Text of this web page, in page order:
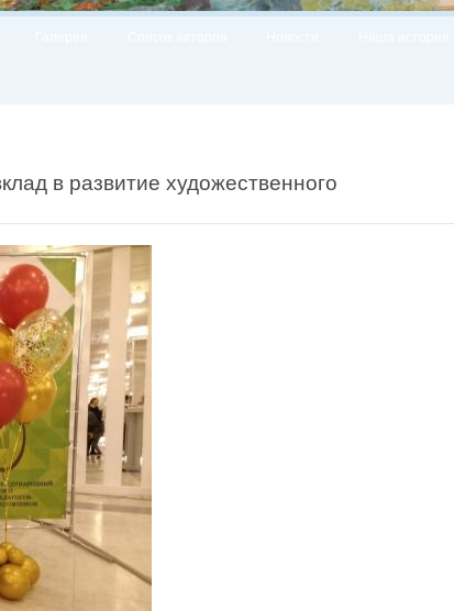
в развитие художественного